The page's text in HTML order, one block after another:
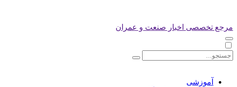
مرجع تخصصی اخبار صنعت و عمران
آموزشی